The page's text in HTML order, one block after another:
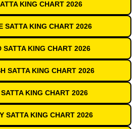
KING CHART 2026
SATTA KING CHART 2026
SATTA KING CHART 2026
SATTA KING CHART 2026
KING CHART 2026
SATTA KING CHART 2026